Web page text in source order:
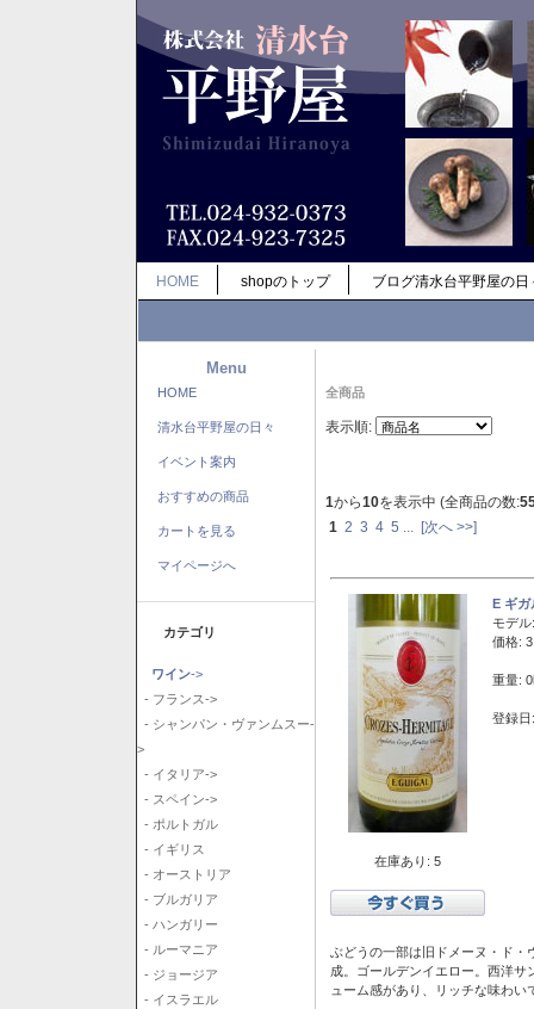
HOME shopのトップ ブログ清水台平野屋の日
Menu
HOME
清水台平野屋の日々
イベント案内
おすすめの商品
カートを見る
マイページへ
カテゴリ
ワイン->
- フランス->
- シャンパン・ヴァンムスー-
>
- イタリア->
- スペイン->
- ポルトガル
- イギリス
- オーストリア
- ブルガリア
- ハンガリー
- ルーマニア
- ジョージア
- イスラエル
全商品
表示順:
1から10を表示中 (全商品の数:
1 2 3 4 5 [次へ >>]
在庫あり: 5
E ギ
モデル:
価格:
重量:
登録
ぶどうの一部は旧ドメーヌ・ド・
成。ゴールデンイエロー。西洋
ューム感があり、リッチな味わい